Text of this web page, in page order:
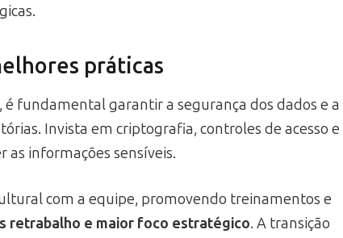
práticas
fundamental garantir a segurança dos dados e a
Invista em criptografia, controles de acesso e
informações sensíveis.
com a equipe, promovendo treinamentos e
retrabalho e maior foco estratégico. A transição